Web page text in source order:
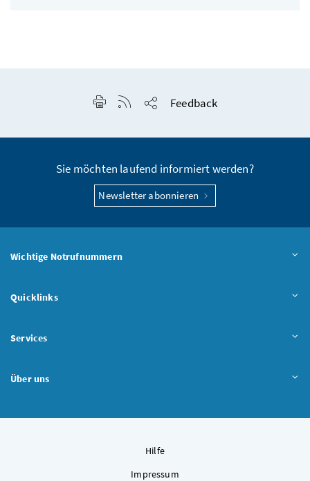
Seite drucken
RSS-Feed anzeigen
Feedback
Sie möchten laufend informiert werden?
Newsletter abonnieren
Wichtige Notrufnummern
Quicklinks
Services
Über uns
Hilfe
Impressum